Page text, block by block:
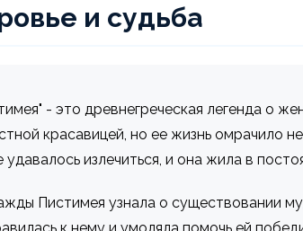
и судьба
- это древнегреческая легенда о
красавицей, но ее жизнь омрачило
удавалось излечиться, и она жила в
Пистимея узнала о существовании